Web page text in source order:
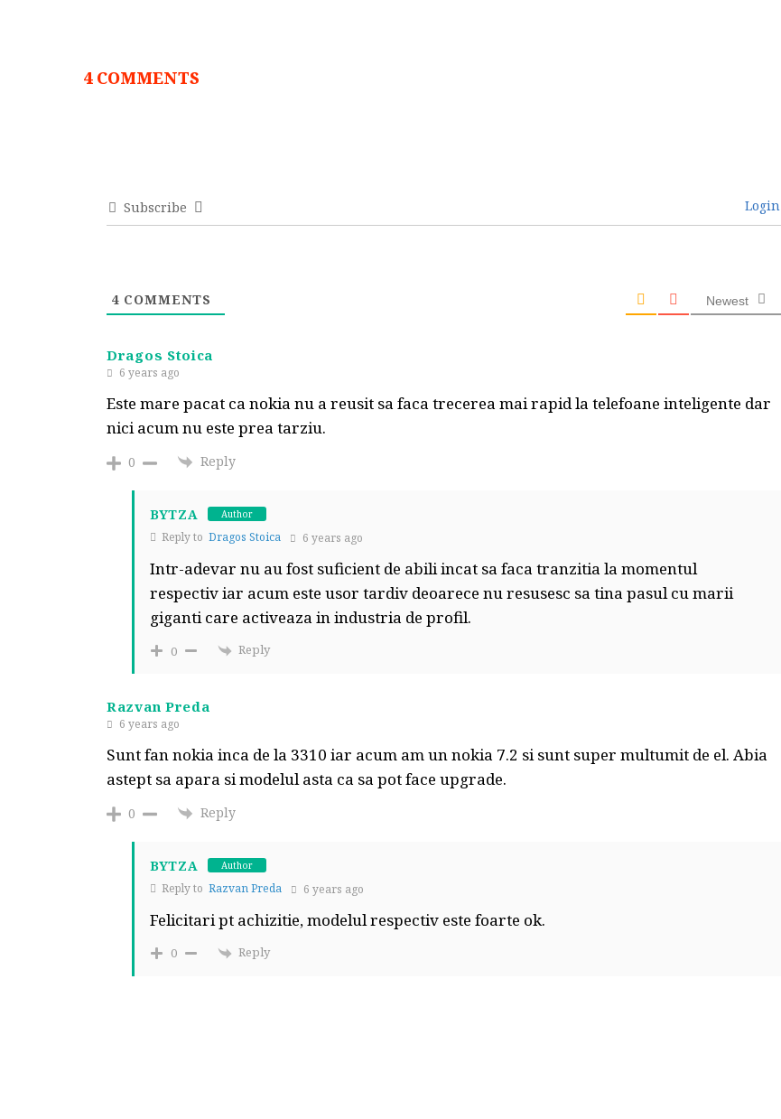
4 COMMENTS
Subscribe Login
4 COMMENTS Newest
Dragos Stoica
6 years ago
Este mare pacat ca nokia nu a reusit sa faca trecerea mai rapid la telefoane inteligente dar
nici acum nu este prea tarziu.
0 Reply
BYTZA Author
Reply to Dragos Stoica 6 years ago
Intr-adevar nu au fost suficient de abili incat sa faca tranzitia la momentul
respectiv iar acum este usor tardiv deoarece nu resusesc sa tina pasul cu marii
giganti care activeaza in industria de profil.
0 Reply
Razvan Preda
6 years ago
Sunt fan nokia inca de la 3310 iar acum am un nokia 7.2 si sunt super multumit de el. Abia
astept sa apara si modelul asta ca sa pot face upgrade.
0 Reply
BYTZA Author
Reply to Razvan Preda 6 years ago
Felicitari pt achizitie, modelul respectiv este foarte ok.
0 Reply